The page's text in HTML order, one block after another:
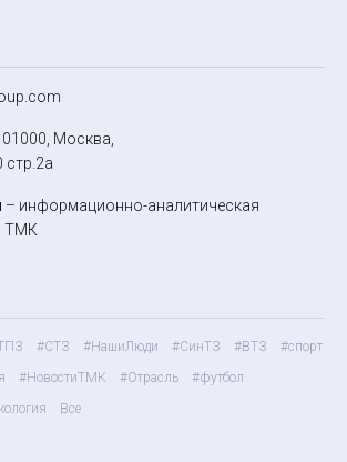
Москва,
стр.2а
– информационно-аналитическая
ТМК
#СТЗ #НашиЛюди #СинТЗ #ВТЗ
#спорт
#НовостиТМК #Отрасль
#футбол
Все